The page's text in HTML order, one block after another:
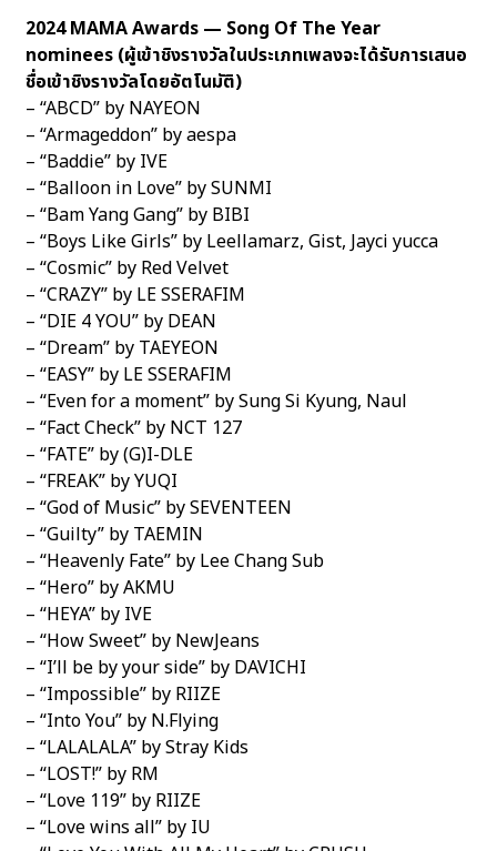
2024 MAMA Awards — Song Of The Year
nominees (ผู้เข้าชิงรางวัลในประเภทเพลงจะได้รับการเสนอ
ชื่อเข้าชิงรางวัลโดยอัตโนมัติ)
– “ABCD” by NAYEON
– “Armageddon” by aespa
– “Baddie” by IVE
– “Balloon in Love” by SUNMI
– “Bam Yang Gang” by BIBI
– “Boys Like Girls” by Leellamarz, Gist, Jayci yucca
– “Cosmic” by Red Velvet
– “CRAZY” by LE SSERAFIM
– “DIE 4 YOU” by DEAN
– “Dream” by TAEYEON
– “EASY” by LE SSERAFIM
– “Even for a moment” by Sung Si Kyung, Naul
– “Fact Check” by NCT 127
– “FATE” by (G)I-DLE
– “FREAK” by YUQI
– “God of Music” by SEVENTEEN
– “Guilty” by TAEMIN
– “Heavenly Fate” by Lee Chang Sub
– “Hero” by AKMU
– “HEYA” by IVE
– “How Sweet” by NewJeans
– “I’ll be by your side” by DAVICHI
– “Impossible” by RIIZE
– “Into You” by N.Flying
– “LALALALA” by Stray Kids
– “LOST!” by RM
– “Love 119” by RIIZE
– “Love wins all” by IU